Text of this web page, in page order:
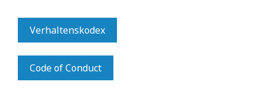
Verhaltenskodex
Code of Conduct